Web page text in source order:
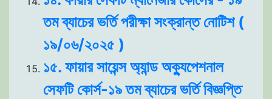
তম ব্যাচের ভর্তি পরীক্ষা সংক্রান্ত নোটিশ (
১৯/০৬/২০২৫ )
১৫. ফায়ার সায়েন্স অ্যান্ড অক্যুপেশনাল
সেফটি কোর্স-১৯ তম ব্যাচের ভর্তি বিজ্ঞপ্তি